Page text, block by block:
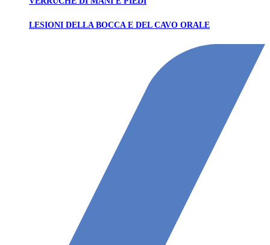
LESIONI DELLA BOCCA E DEL CAVO ORALE